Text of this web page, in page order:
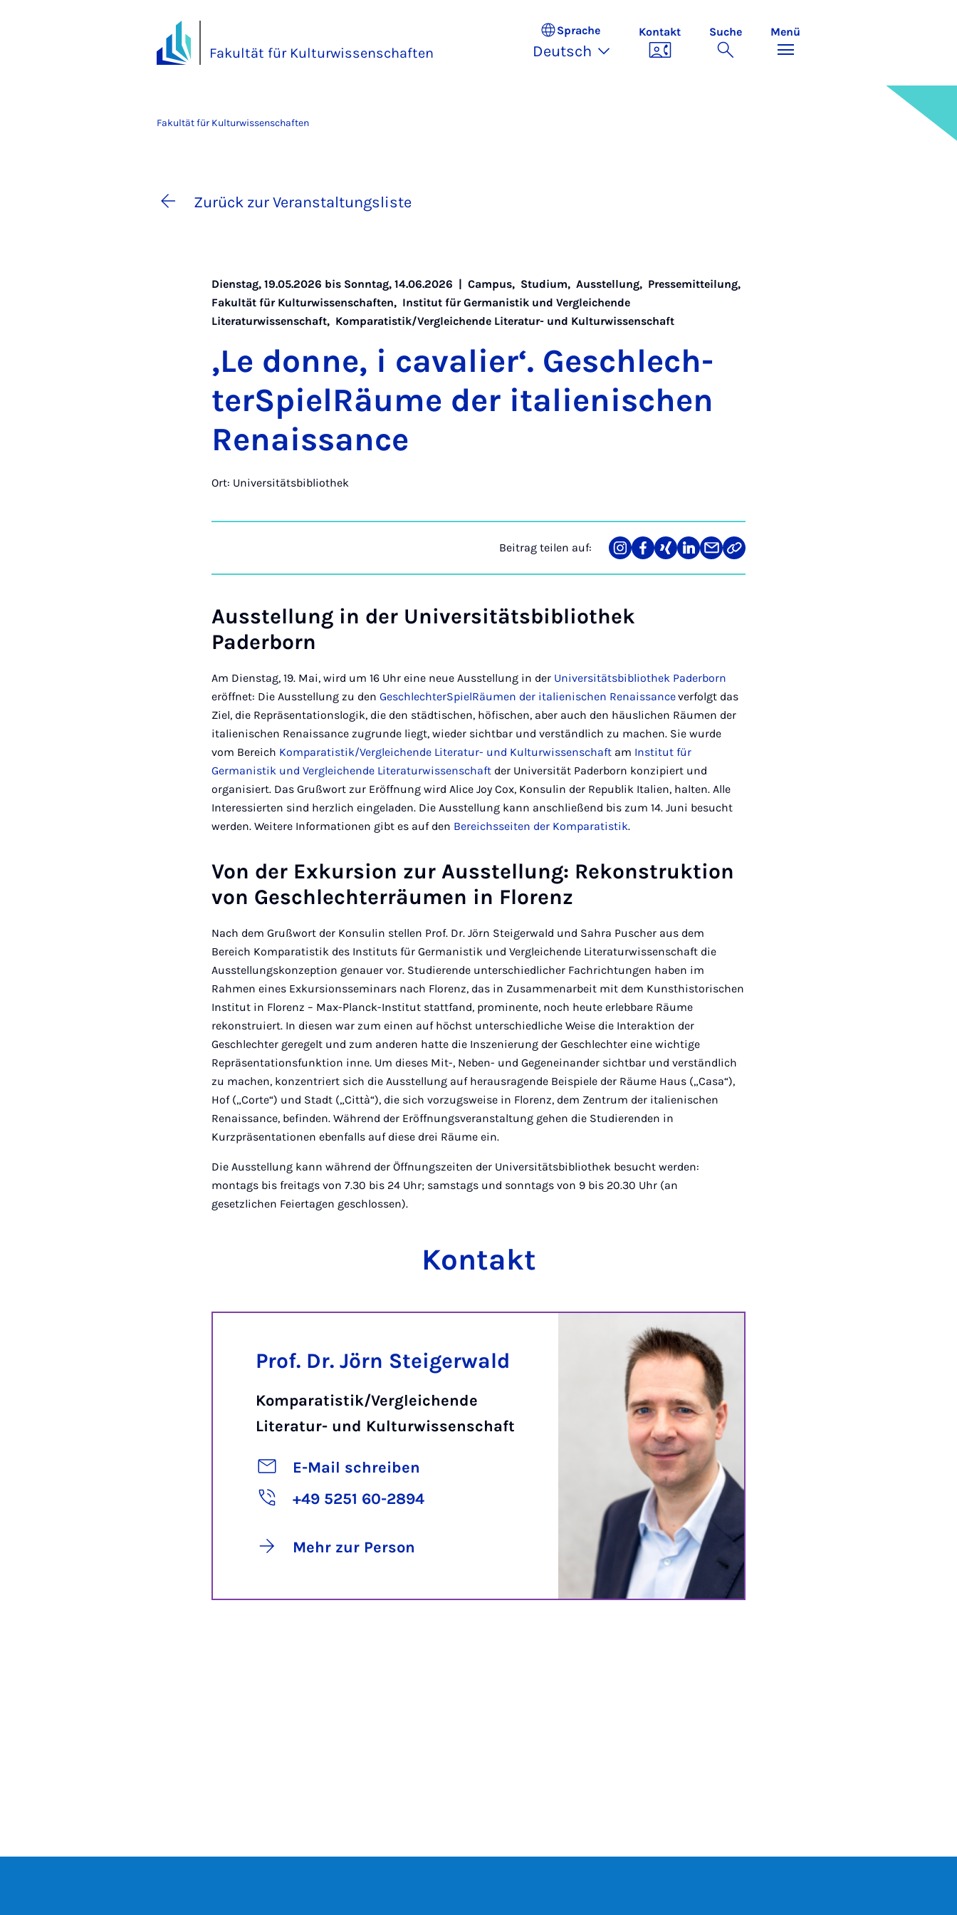
Fakultät für Kulturwissenschaften
Sprache
Deutsch
Kontakt Suche Menü
Fakultät für Kulturwissenschaften
Zurück zur Veranstaltungsliste
Dienstag, 19.05.2026 bis Sonntag, 14.06.2026 |Campus, Studium,Ausstellung, Pressemitteilung,
Fakultät für Kulturwissenschaften, Institut für Germanistik und Vergleichende
Literaturwissenschaft, Komparatistik/Vergleichende Literatur- und Kulturwissenschaft
,Le don­ne, i ca­va­lier‘. Ge­schlech­
ter­Spiel­Räu­me der ita­lie­ni­schen
Re­nais­sance
Ort: Universitätsbibliothek
Beitrag teilen auf:
Teilen
auf
Teilen
auf
Teilen
auf
Teilen
auf
Teilen
über
Link
kopieren
Ausstellung in der Universitätsbibliothek
Paderborn
Am Dienstag, 19. Mai, wird um 16 Uhr eine neue Ausstellung in der Universitätsbibliothek Paderborn
eröffnet: Die Ausstellung zu denGeschlechterSpielRäumen der italienischen Renaissanceverfolgt das
Ziel, die Repräsentationslogik, die den städtischen, höfischen, aber auch den häuslichen Räumen der
italienischen Renaissance zugrunde liegt, wieder sichtbar und verständlich zu machen. Sie wurde
vom Bereich Komparatistik/Vergleichende Literatur- und Kulturwissenschaft am Institut für
Germanistik und Vergleichende Literaturwissenschaft der Universität Paderborn konzipiert und
organisiert. Das Grußwort zur Eröffnung wird Alice Joy Cox, Konsulin der Republik Italien, halten. Alle
Interessierten sind herzlich eingeladen. Die Ausstellung kann anschließend bis zum 14. Juni besucht
werden. Weitere Informationen gibt es auf den Bereichsseiten der Komparatistik.
Von der Exkursion zur Ausstellung: Rekonstruktion
von Geschlechterräumen in Florenz
Nach dem Grußwort der Konsulin stellen Prof. Dr. Jörn Steigerwald und Sahra Puscher aus dem
Bereich Komparatistik des Instituts für Germanistik und Vergleichende Literaturwissenschaft die
Ausstellungskonzeption genauer vor. Studierende unterschiedlicher Fachrichtungen haben im
Rahmen eines Exkursionsseminars nach Florenz, das in Zusammenarbeit mit dem Kunsthistorischen
Institut in Florenz – Max-Planck-Institut stattfand, prominente, noch heute erlebbare Räume
rekonstruiert. In diesen war zum einen auf höchst unterschiedliche Weise die Interaktion der
Geschlechter geregelt und zum anderen hatte die Inszenierung der Geschlechter eine wichtige
Repräsentationsfunktion inne. Um dieses Mit-, Neben- und Gegeneinander sichtbar und verständlich
zu machen, konzentriert sich die Ausstellung auf herausragende Beispiele der Räume Haus („Casa“),
Hof („Corte“) und Stadt („Città“), die sich vorzugsweise in Florenz, dem Zentrum der italienischen
Renaissance, befinden. Während der Eröffnungsveranstaltung gehen die Studierenden in
Kurzpräsentationen ebenfalls auf diese drei Räume ein.
Die Ausstellung kann während der Öffnungszeiten der Universitätsbibliothek besucht werden:
montags bis freitags von 7.30 bis 24 Uhr; samstags und sonntags von 9 bis 20.30 Uhr (an
gesetzlichen Feiertagen geschlossen).
Kontakt
Prof. Dr. Jörn Steigerwald
Komparatistik/Vergleichende
Literatur- und Kulturwissenschaft
E-Mail schreiben
+49 5251 60-2894
Mehr zur Person